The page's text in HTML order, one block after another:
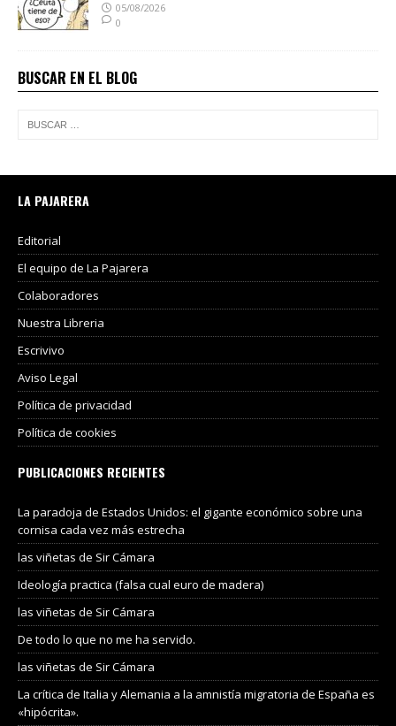
05/08/2026
0
BUSCAR EN EL BLOG
LA PAJARERA
Editorial
El equipo de La Pajarera
Colaboradores
Nuestra Libreria
Escrivivo
Aviso Legal
Política de privacidad
Política de cookies
PUBLICACIONES RECIENTES
La paradoja de Estados Unidos: el gigante económico sobre una
cornisa cada vez más estrecha
las viñetas de Sir Cámara
Ideología practica (falsa cual euro de madera)
las viñetas de Sir Cámara
De todo lo que no me ha servido.
las viñetas de Sir Cámara
La crítica de Italia y Alemania a la amnistía migratoria de España es
«hipócrita».